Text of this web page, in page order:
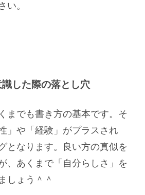
い。
した際の落とし穴
までも書き方の基本です。そ
」や「経験」がプラス され
となります。良い方の真似を
、あくまで「自分らしさ」を
しょう＾＾